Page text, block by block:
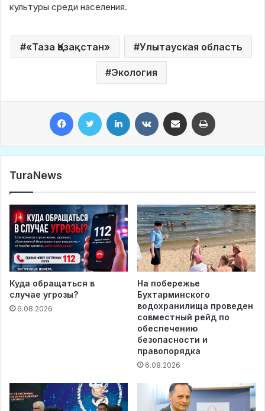
культуры среди населения.
«Таза Қазақстан» Улытауская область
Экология
TuraNews
Куда обращаться в
случае угрозы?
6.08.2026
На побережье
Бухтарминского
водохранилища проведен
совместный рейд по
обеспечению
безопасности и
правопорядка
6.08.2026